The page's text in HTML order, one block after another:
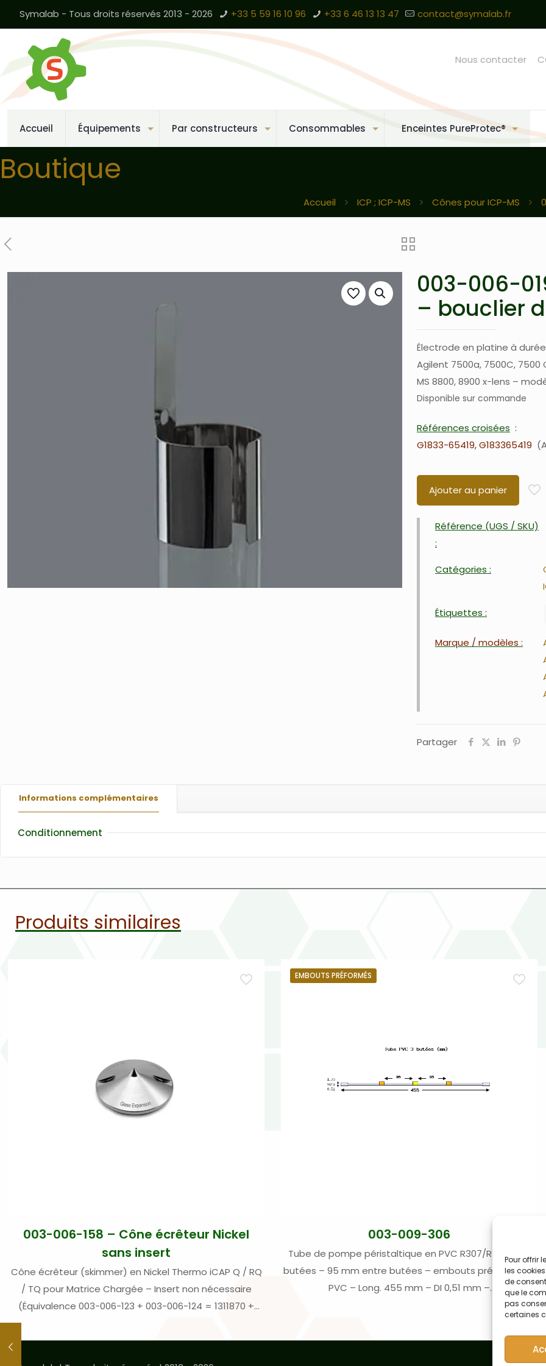
Pour offrir
les
de
que le
pas
certaines
Symalab - Tous droits réservés 2013 - 2026 +33 5 59 16 10 96 +33 6 46 13 13 47 contact@symalab.fr
Accueil Équipements Par constructeurs Consommables Enceintes PureProtec®
Nous contacter
Boutique
Accueil ICP ; ICP-MS Cônes pour ICP-MS
003-006-
– bouclier
Électrode en platine à
Agilent 7500a, 7500C, 7500
MS 8800, 8900 x-lens –
Disponible sur commande
Références croisées
G1833-65419, G183365419
Ajouter au panier
Référence (UGS / SKU)
:
Catégories :
Étiquettes :
Marque / modèles :
Partager
Informations complémentaires
Conditionnement
Produits similaires
003-006-158 – Cône écrêteur Nickel
sans insert
Cône écrêteur (skimmer) en Nickel Thermo iCAP Q / RQ
/ TQ pour Matrice Chargée – Insert non nécessaire
(Équivalence 003-006-123 + 003-006-124 = 1311870 +
EMBOUTS PRÉFORMÉS
003-009-306
Tube de pompe péristaltique en PVC R307/R3603 – 3
butées – 95 mm entre butées – embouts préformés –
PVC – Long. 455 mm – DI 0,51 mm –